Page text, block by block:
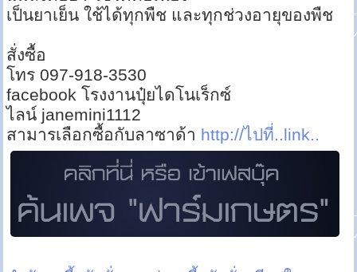
เป็นยาเย็น ใช้ได้ทุกพืช และทุกช่วงอายุของพืช
สั่งซื้อ
โทร 097-918-3530
facebook โรงงานปุ๋ยไดโนเร็กซ์
ไลน์ janemini1112
สามารเลือกซื้อกับลาซาด้า http://ไปที่..link..